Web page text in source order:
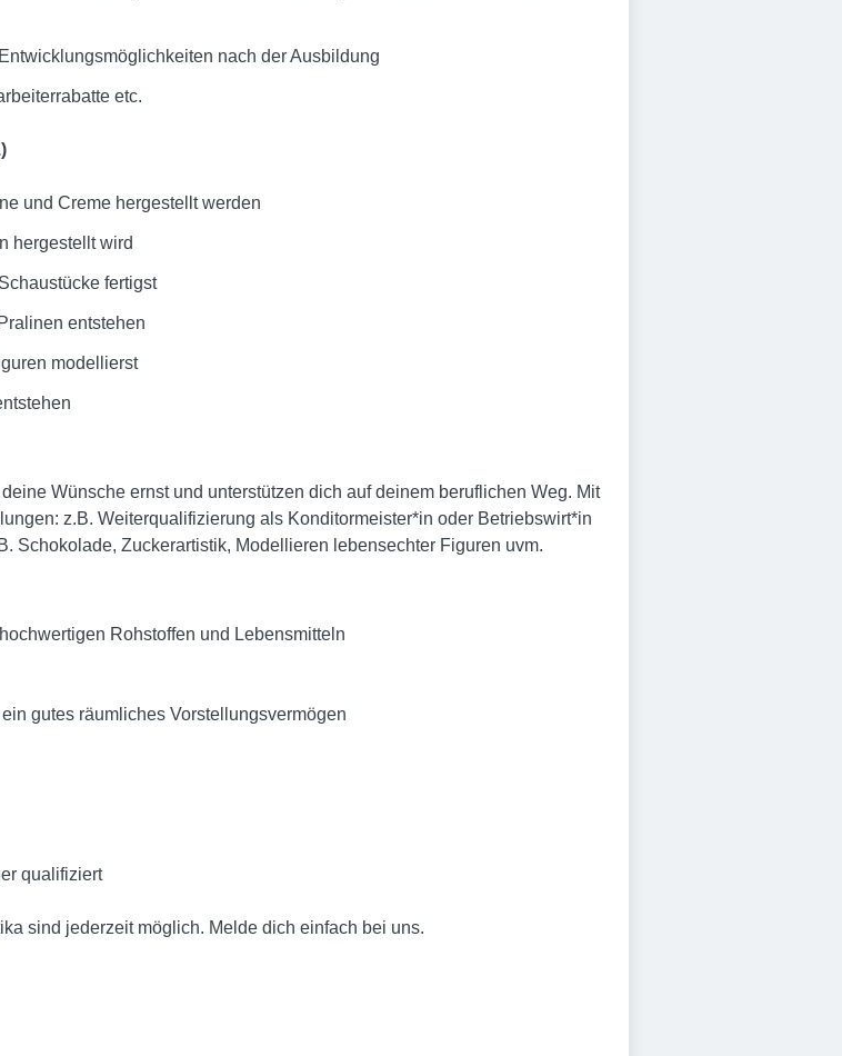
nach der Ausbildung
etc.
und Creme hergestellt werden
hergestellt wird
fertigst
entstehen
modellierst
Wünsche ernst und unterstützen dich auf deinem beruflichen Weg. Mit
z.B. Weiterqualifizierung als Konditormeister*in oder Betriebswirt*in
Schokolade, Zuckerartistik, Modellieren lebensechter Figuren uvm.
Rohstoffen und Lebensmitteln
gutes räumliches Vorstellungsvermögen
qualifiziert
sind jederzeit möglich. Melde dich einfach bei uns.